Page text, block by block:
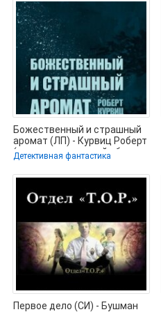
Божественный и страшный
аромат (ЛП) - Курвиц Роберт
(читать книги онлайн без
Детективная фантастика
Первое дело (СИ) - Бушман